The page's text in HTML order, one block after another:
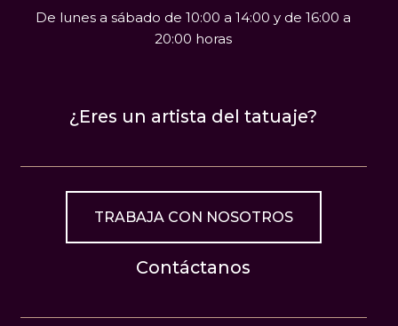
De lunes a sábado de 10:00 a 14:00 y de 16:00 a
20:00 horas
¿Eres un artista del tatuaje?
TRABAJA CON NOSOTROS
Contáctanos